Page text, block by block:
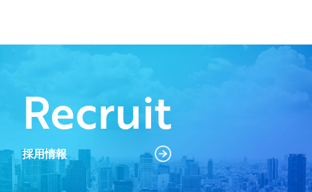
Recruit
採用情報